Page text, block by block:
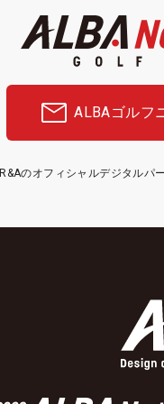
ALBAゴルフ
のオフィシャルデジタルパ